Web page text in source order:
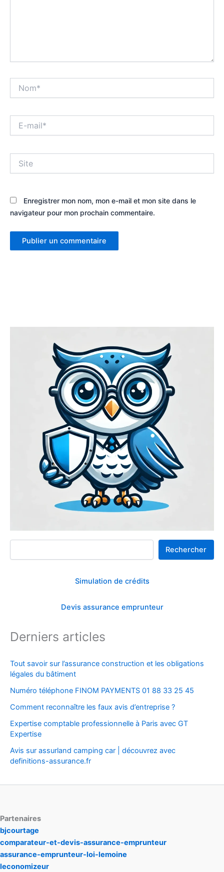
mail*
Enregistrer mon nom, mon e-mail et mon site dans le
navigateur pour mon prochain commentaire.
Rechercher
Simulation de crédits
Devis assurance emprunteur
Derniers articles
Tout savoir sur l’assurance construction et les obligations
légales du bâtiment
Numéro téléphone FINOM PAYMENTS 01 88 33 25 45
Comment reconnaître les faux avis d’entreprise ?
Expertise comptable professionnelle à Paris avec GT
Expertise
Avis sur assurland camping car | découvrez avec
definitions-assurance.fr
Partenaires
bjcourtage
comparateur-et-devis-assurance-emprunteur
assurance-emprunteur-loi-lemoine
leconomizeur